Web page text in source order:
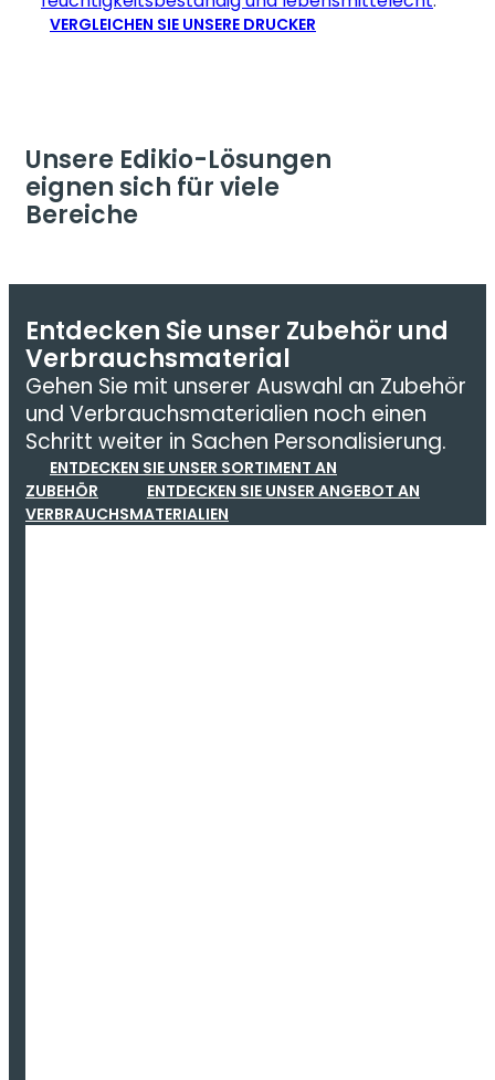
VERGLEICHEN SIE UNSERE DRUCKER
Unsere Edikio-Lösungen
eignen sich für viele
Bereiche
Entdecken Sie unser Zubehör und
Verbrauchsmaterial
Gehen Sie mit unserer Auswahl an Zubehör
und Verbrauchsmaterialien noch einen
Schritt weiter in Sachen Personalisierung.
ENTDECKEN SIE UNSER SORTIMENT AN
ZUBEHÖR
ENTDECKEN SIE UNSER ANGEBOT AN
VERBRAUCHSMATERIALIEN